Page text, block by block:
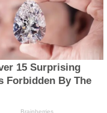
15 Surprising
Forbidden By The
Brainberries